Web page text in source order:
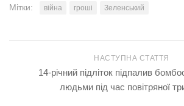
Мітки: війна гроші Зеленський
НАСТУПНА СТАТТЯ
14-річний підліток підпалив
людьми під час повітряної